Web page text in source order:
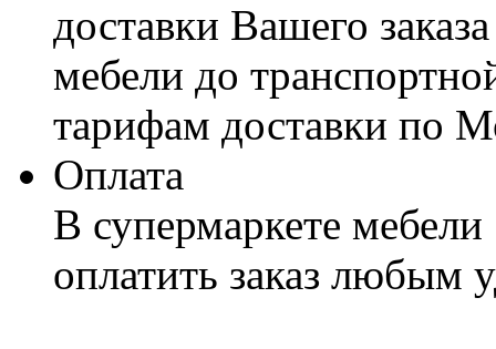
доставки Вашего
мебели до
тарифам доставки по
Оплата
В супермаркете
оплатить заказ любым